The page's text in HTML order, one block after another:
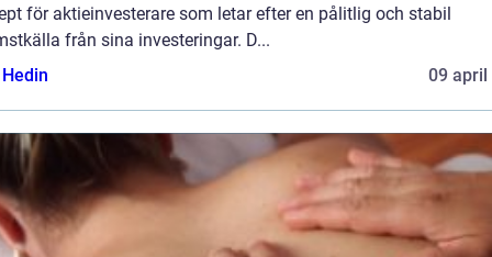
för aktieinvesterare som letar efter en pålitlig och stabil
från sina investeringar. D...
09 april